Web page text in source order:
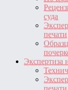
суда
печати
Экспертиза
печати